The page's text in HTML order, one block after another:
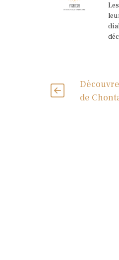
de